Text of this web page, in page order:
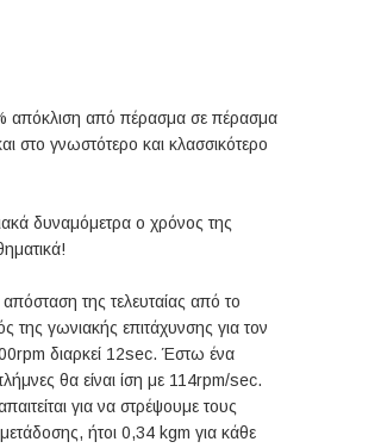
απόκλιση από πέρασμα σε πέρασμα
στο γνωστότερο και κλασσικότερο
δυναμόμετρα ο χρόνος της
της τελευταίας από το
γωνιακής επιτάχυνσης για τον
διαρκεί 12sec. Έστω ένα
θα είναι ίση με 114rpm/sec.
για να στρέψουμε τους
ήτοι 0,34 kgm για κάθε